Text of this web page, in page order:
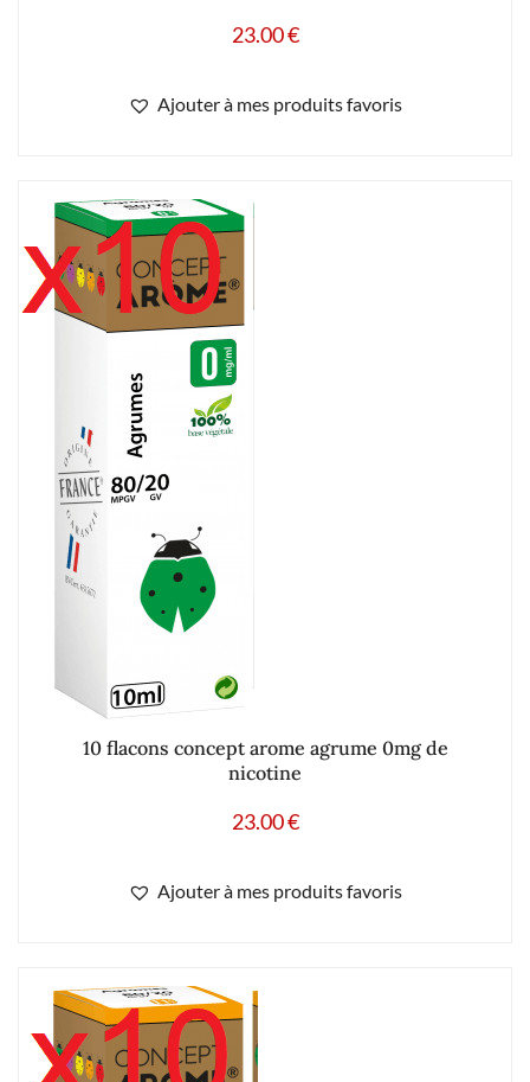
23.00€
Ajouter à mes produits favoris
10 flacons concept arome agrume 0mg de
nicotine
23.00€
Ajouter à mes produits favoris